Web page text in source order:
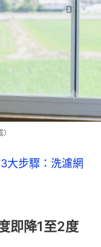
大步驟：洗濾網
即降1至2度